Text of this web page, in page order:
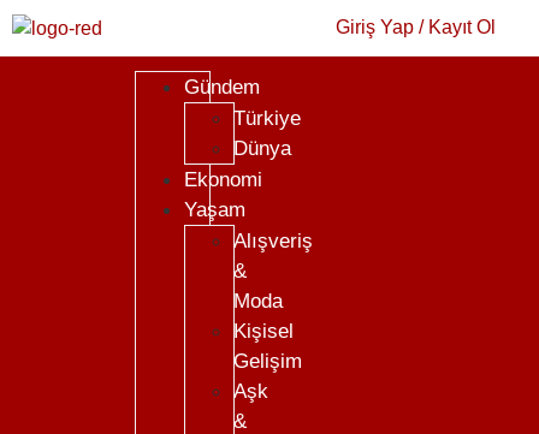
Giriş Yap / Kayıt Ol
Gündem
Türkiye
Dünya
Ekonomi
Yaşam
Alışveriş
&
Moda
Kişisel
Gelişim
Aşk
&